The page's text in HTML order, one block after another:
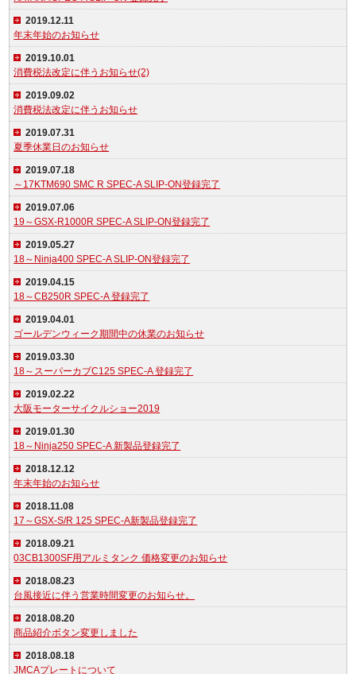
2019.12.11
年末年始のお知らせ
2019.10.01
消費税法改定に伴うお知らせ(2)
2019.09.02
消費税法改定に伴うお知らせ
2019.07.31
夏季休業日のお知らせ
2019.07.18
～17KTM690 SMC R SPEC-A SLIP-ON登録完了
2019.07.06
19～GSX-R1000R SPEC-A SLIP-ON登録完了
2019.05.27
18～Ninja400 SPEC-A SLIP-ON登録完了
2019.04.15
18～CB250R SPEC-A 登録完了
2019.04.01
ゴールデンウィーク期間中の休業のお知らせ
2019.03.30
18～スーパーカブC125 SPEC-A 登録完了
2019.02.22
大阪モーターサイクルショー2019
2019.01.30
18～Ninja250 SPEC-A 新製品登録完了
2018.12.12
年末年始のお知らせ
2018.11.08
17～GSX-S/R 125 SPEC-A新製品登録完了
2018.09.21
03CB1300SF用アルミタンク 価格変更のお知らせ
2018.08.23
台風接近に伴う営業時間変更のお知らせ。
2018.08.20
商品紹介ボタン変更しました
2018.08.18
JMCAプレートについて